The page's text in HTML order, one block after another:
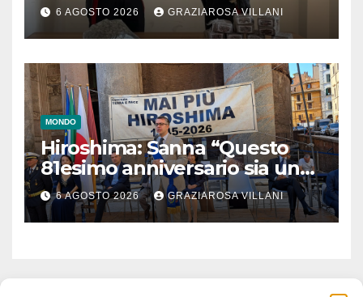
6 AGOSTO 2026 GRAZIAROSA VILLANI
MONDO
Hiroshima: Sanna “Questo
81esimo anniversario sia un
monito per tutti”
6 AGOSTO 2026 GRAZIAROSA VILLANI